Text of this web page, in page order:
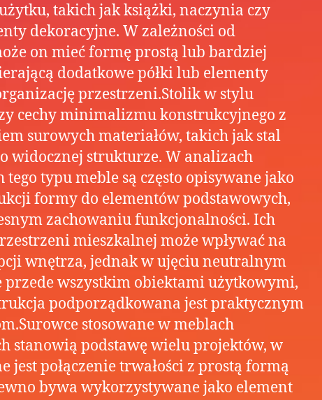
takich jak książki, naczynia czy
dekoracyjne. W zależności od
on mieć formę prostą lub bardziej
dodatkowe półki lub elementy
przestrzeni.Stolik w stylu
cechy minimalizmu konstrukcyjnego z
surowych materiałów, takich jak stal
widocznej strukturze. W analizach
tego typu meble są często opisywane jako
formy do elementów podstawowych,
zachowaniu funkcjonalności. Ich
mieszkalnej może wpływać na
wnętrza, jednak w ujęciu neutralnym
przede wszystkim obiektami użytkowymi,
podporządkowana jest praktycznym
stosowane w meblach
stanowią podstawę wielu projektów, w
jest połączenie trwałości z prostą formą
bywa wykorzystywane jako element